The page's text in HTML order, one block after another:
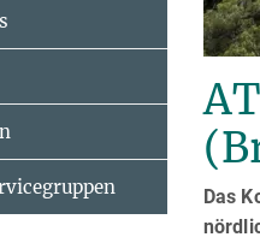
Das